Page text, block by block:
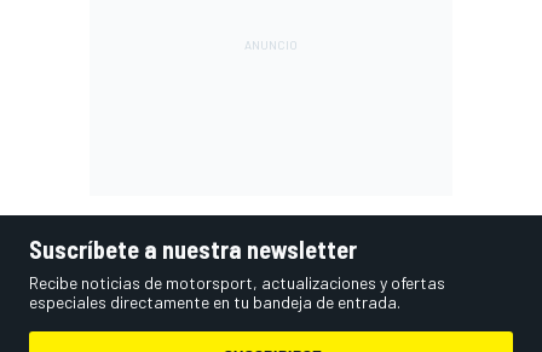
Suscríbete a nuestra newsletter
Recibe noticias de motorsport, actualizaciones y ofertas
especiales directamente en tu bandeja de entrada.